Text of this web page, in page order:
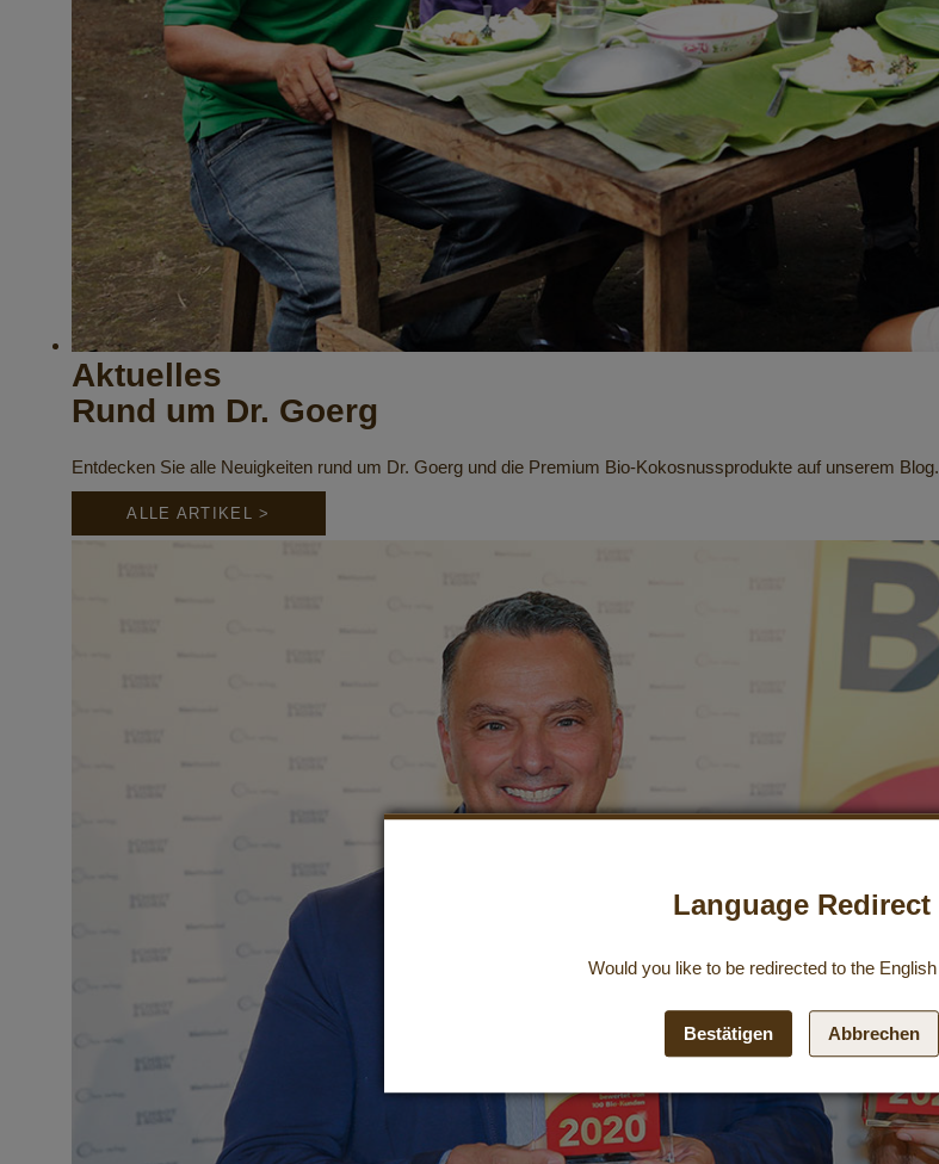
Aktuelles
Rund um Dr. Goerg
Entdecken Sie alle Neuigkeiten rund um Dr. Goerg und die Premium Bio-Kokosnussprodukte auf unserem Blog.
ALLE ARTIKEL >
Language Redirect
Would you like to be redirected to the English
Bestätigen Abbrechen